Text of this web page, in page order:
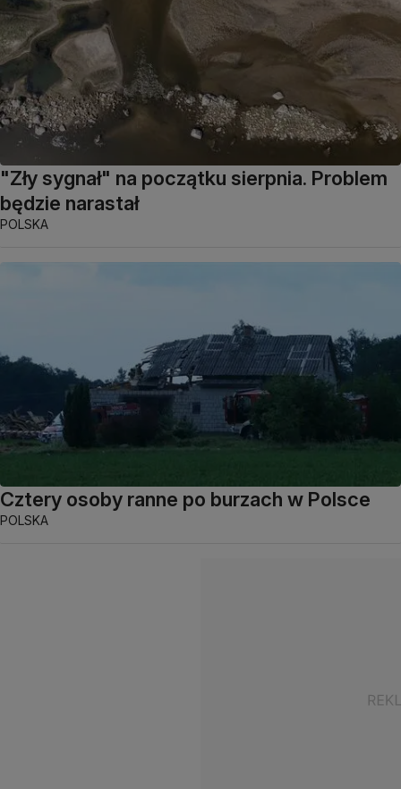
"Zły sygnał" na początku sierpnia. Problem
będzie narastał
POLSKA
Cztery osoby ranne po burzach w Polsce
POLSKA